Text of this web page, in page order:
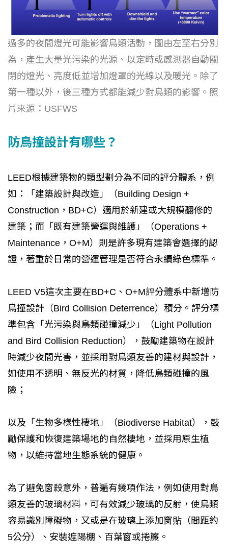
過多的夜間燈光可能影響鳥類活動，圖由左至右分別
為，產生大量光污染的光源、以定時或感測器自動關
閉的燈光、亮度低並增加燈罩的光線以及暖光。除了
第一種以外，後三種方式都能減少對鳥類的影響。照
片來源：USFWS
防鳥撞設計有哪些？
LEED根據建築物的類型劃分為不同的評分體系，例
如：「建築設計與改造」（Building Design +
Construction，BD+C）適用於新建或大規模翻修的
建築；而「既有建築營運與維護」（Operations +
Maintenance，O+M）則是許多現有建築會選擇的認
證，著重於日常的營運管理是否符合永續綠色標準。
LEED V5這次主要在BD+C、O+M評分體系中新增防
鳥撞設計（Bird Collision Deterrence）積分。評分標
準包含「光污染與鳥類碰撞減少」（Light Pollution
and Bird Collision Reduction），鼓勵建築物在設計
時減少夜間光害，並採用對鳥類友善的建材與設計，
如使用不透明、無反光的材質，降低鳥類碰撞的風
險；
以及「生物多樣性棲地」（Biodiverse Habitat），鼓
勵保護和恢復建築場地的自然棲地，並採用原生植
物，以維持當地生態系統的健康。
為了避免窗殺意外，普遍有幾項作法，例如使用對鳥
類友善的玻璃材料，可有效減少玻璃的反射，使鳥類
容易識別障礙物，又或是在玻璃上添加窗貼（間距約
5公分）、安裝遮陽棚、百葉窗或捲簾。